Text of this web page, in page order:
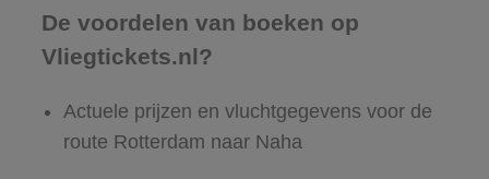
De voordelen van boeken op
Vliegtickets.nl?
Actuele prijzen en vluchtgegevens voor de
route Rotterdam naar Naha